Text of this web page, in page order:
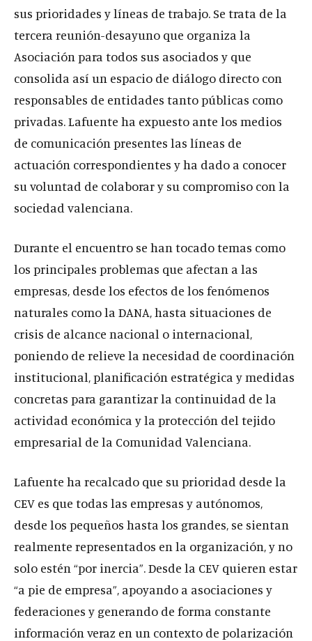
sus prioridades y líneas de trabajo. Se trata de la
tercera reunión-desayuno que organiza la
Asociación para todos sus asociados y que
consolida así un espacio de diálogo directo con
responsables de entidades tanto públicas como
privadas. Lafuente ha expuesto ante los medios
de comunicación presentes las líneas de
actuación correspondientes y ha dado a conocer
su voluntad de colaborar y su compromiso con la
sociedad valenciana.
Durante el encuentro se han tocado temas como
los principales problemas que afectan a las
empresas, desde los efectos de los fenómenos
naturales como la DANA, hasta situaciones de
crisis de alcance nacional o internacional,
poniendo de relieve la necesidad de coordinación
institucional, planificación estratégica y medidas
concretas para garantizar la continuidad de la
actividad económica y la protección del tejido
empresarial de la Comunidad Valenciana.
Lafuente ha recalcado que su prioridad desde la
CEV es que todas las empresas y autónomos,
desde los pequeños hasta los grandes, se sientan
realmente representados en la organización, y no
solo estén “por inercia”. Desde la CEV quieren estar
“a pie de empresa”, apoyando a asociaciones y
federaciones y generando de forma constante
información veraz en un contexto de polarización